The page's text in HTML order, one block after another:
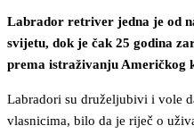
Labrador retriver jedna je od
svijetu, dok je čak 25 godina
prema istraživanju Američkog
Labradori su druželjubivi i vole
vlasnicima, bilo da je riječ o